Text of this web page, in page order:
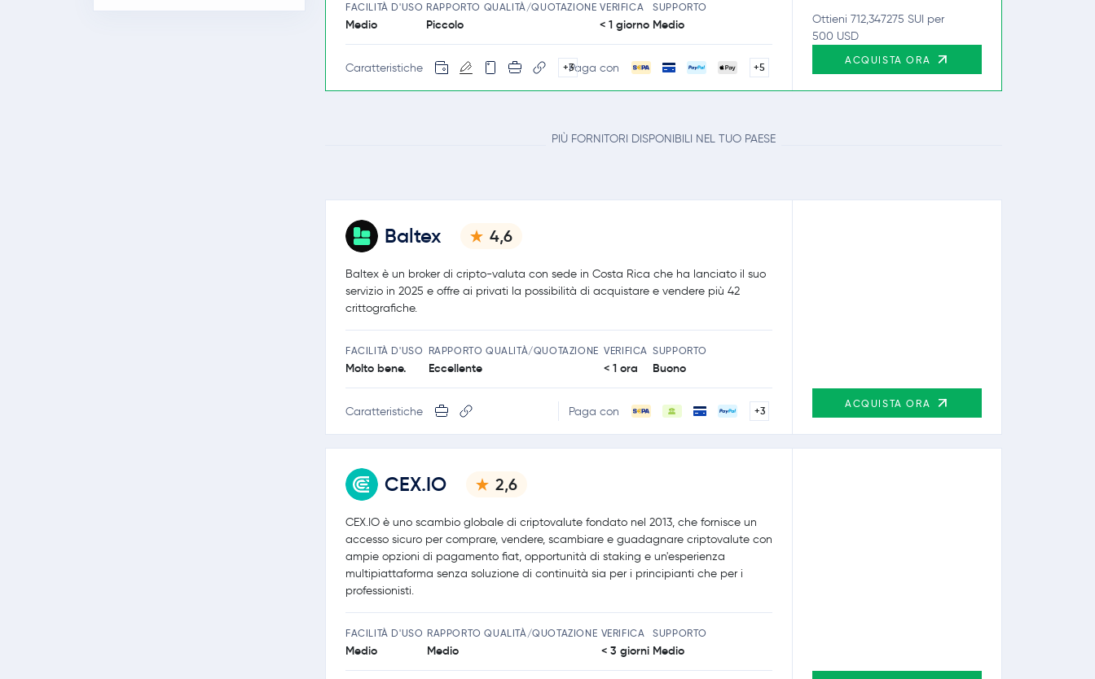
FACILITÀ D'USO
Medio
RAPPORTO QUALITÀ/QUOTAZIONE
Piccolo
VERIFICA
< 1 giorno
SUPPORTO
Medio
Caratteristiche +3Paga con +5
Ottieni 712,347275 SUI per
500 USD
ACQUISTA ORA
PIÙ FORNITORI DISPONIBILI NEL TUO PAESE
Baltex 4,6
Baltex è un broker di cripto-valuta con sede in Costa Rica che ha lanciato il suo
servizio in 2025 e offre ai privati la possibilità di acquistare e vendere più 42
crittografiche.
FACILITÀ D'USO
Molto bene.
RAPPORTO QUALITÀ/QUOTAZIONE
Eccellente
VERIFICA
< 1 ora
SUPPORTO
Buono
Caratteristiche Paga con +3
ACQUISTA ORA
CEX.IO 2,6
CEX.IO è uno scambio globale di criptovalute fondato nel 2013, che fornisce un
accesso sicuro per comprare, vendere, scambiare e guadagnare criptovalute con
ampie opzioni di pagamento fiat, opportunità di staking e un'esperienza
multipiattaforma senza soluzione di continuità sia per i principianti che per i
professionisti.
FACILITÀ D'USO
Medio
RAPPORTO QUALITÀ/QUOTAZIONE
Medio
VERIFICA
< 3 giorni
SUPPORTO
Medio